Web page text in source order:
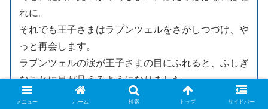
れに。
それでも王子さまはラプンツェルをさがしつづけ、や
っと再会します。
ラプンツェルの涙が王子さまの目にふれると、ふしぎ
なことに目が見えるようになりました。
ふたりは手をとりあって、おしろへ帰り、しあわせに
メニュー ホーム 検索 トップ サイドバー